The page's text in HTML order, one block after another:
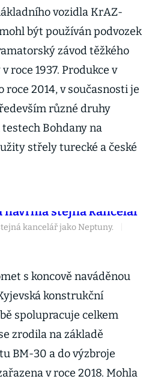
vozidla KrAZ-
být používán podvozek
závod těžkého
roce 1937. Produkce v
2014, v současnosti je
různé druhy
Bohdany na
střely turecké a české
kancelář jako Neptuny.
s koncově naváděnou
konstrukční
spolupracuje celkem
zrodila na základě
BM-30 a do výzbroje
v roce 2018. Mohla